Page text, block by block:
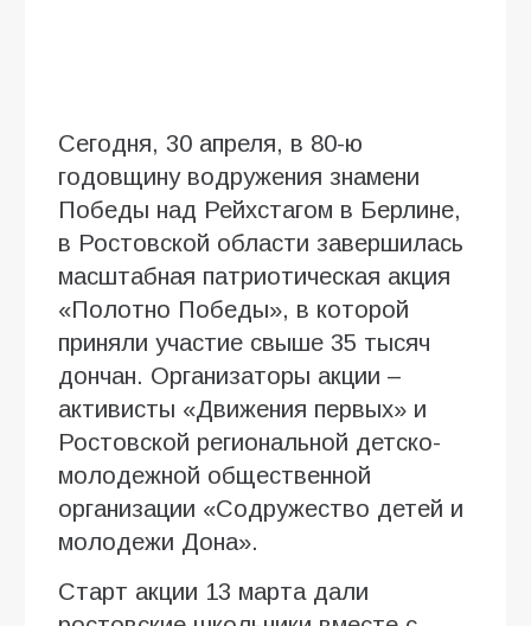
Сегодня, 30 апреля, в 80-ю
годовщину водружения знамени
Победы над Рейхстагом в Берлине,
в Ростовской области завершилась
масштабная патриотическая акция
«Полотно Победы», в которой
приняли участие свыше 35 тысяч
дончан. Организаторы акции –
активисты «Движения первых» и
Ростовской региональной детско-
молодежной общественной
организации «Содружество детей и
молодежи Дона».
Старт акции 13 марта дали